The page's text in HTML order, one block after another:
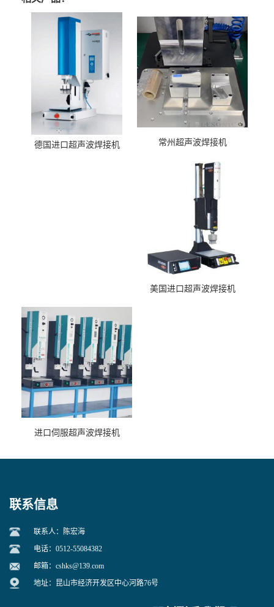
德国进口超声波焊接机 常州超声波焊接机
美国进口超声波焊接机
进口伺服超声波焊接机
联系信息
联系人：陈宏海
电话：0512-55084382
邮箱： cshks@139.com
地址：昆山市经济开发区中心河路76号